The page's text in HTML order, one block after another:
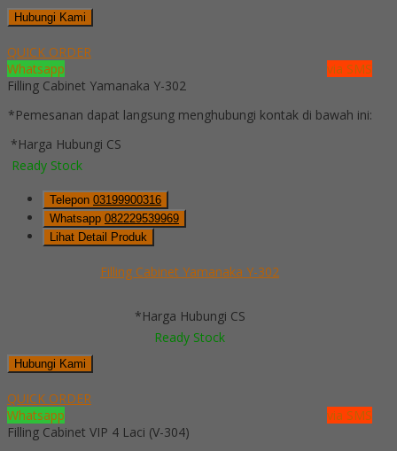
Hubungi Kami
QUICK ORDER
Whatsapp
via SMS
Filling Cabinet Yamanaka Y-302
*Pemesanan dapat langsung menghubungi kontak di bawah ini:
*Harga Hubungi CS
Ready Stock
Telepon 03199900316
Whatsapp 082229539969
Lihat Detail Produk
Filling Cabinet Yamanaka Y-302
*Harga Hubungi CS
Ready Stock
Hubungi Kami
QUICK ORDER
Whatsapp
via SMS
Filling Cabinet VIP 4 Laci (V-304)